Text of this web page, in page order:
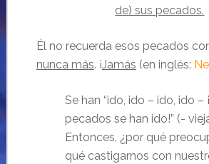
de) sus pecados.
Él no recuerda esos pecados
nunca más. ¡Jamás (en inglés:
Se han “ido, ido – ido, ido –
pecados se han ido!” (-
Entonces, ¿por qué
qué castigarnos con